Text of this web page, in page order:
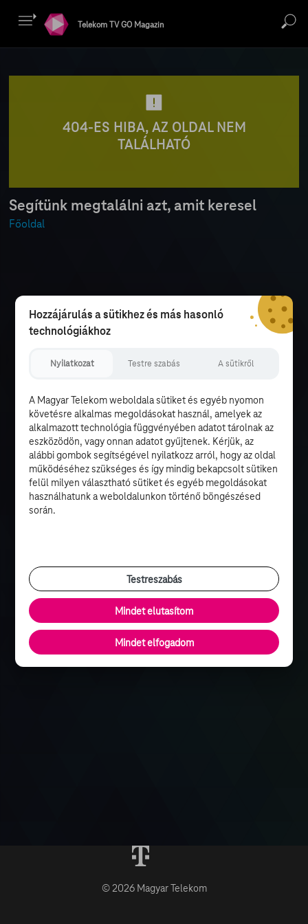
Telekom TV GO Magazin
404-ES HIBA, AZ OLDAL NEM
TALÁLHATÓ
Segítünk megtalálni azt, amit keresel
Főoldal
© 2026 Magyar Telekom
Hozzájárulás a sütikhez és más hasonló
technológiákhoz
Nyilatkozat Testre szabás A sütikről
A Magyar Telekom weboldala sütiket és egyéb nyomon
követésre alkalmas megoldásokat használ, amelyek az
alkalmazott technológia függvényében adatot tárolnak az
eszközödön, vagy onnan adatot gyűjtenek. Kérjük, az
alábbi gombok segítségével nyilatkozz arról, hogy az oldal
működéséhez szükséges és így mindig bekapcsolt sütiken
felül milyen választható sütiket és egyéb megoldásokat
használhatunk a weboldalunkon történő böngészésed
során.
Testreszabás
Mindet elutasítom
Mindet elfogadom